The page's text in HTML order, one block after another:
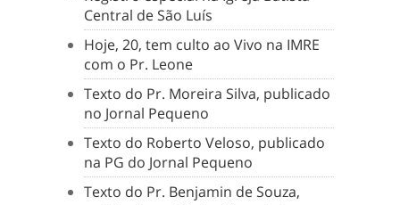
Central de São Luís
Hoje, 20, tem culto ao Vivo na IMRE
com o Pr. Leone
Texto do Pr. Moreira Silva, publicado
no Jornal Pequeno
Texto do Roberto Veloso, publicado
na PG do Jornal Pequeno
Texto do Pr. Benjamin de Souza,